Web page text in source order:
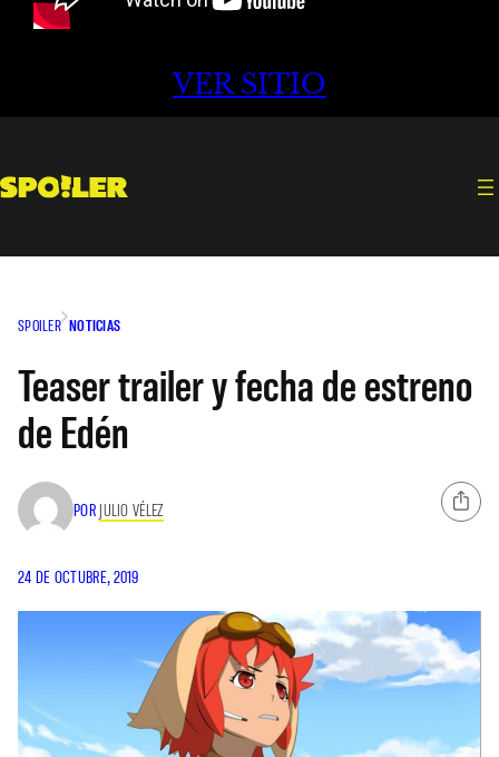
VER SITIO
SPOILER NOTICIAS
Teaser trailer y fecha de estreno
de Edén
POR JULIO VÉLEZ
24 DE OCTUBRE, 2019